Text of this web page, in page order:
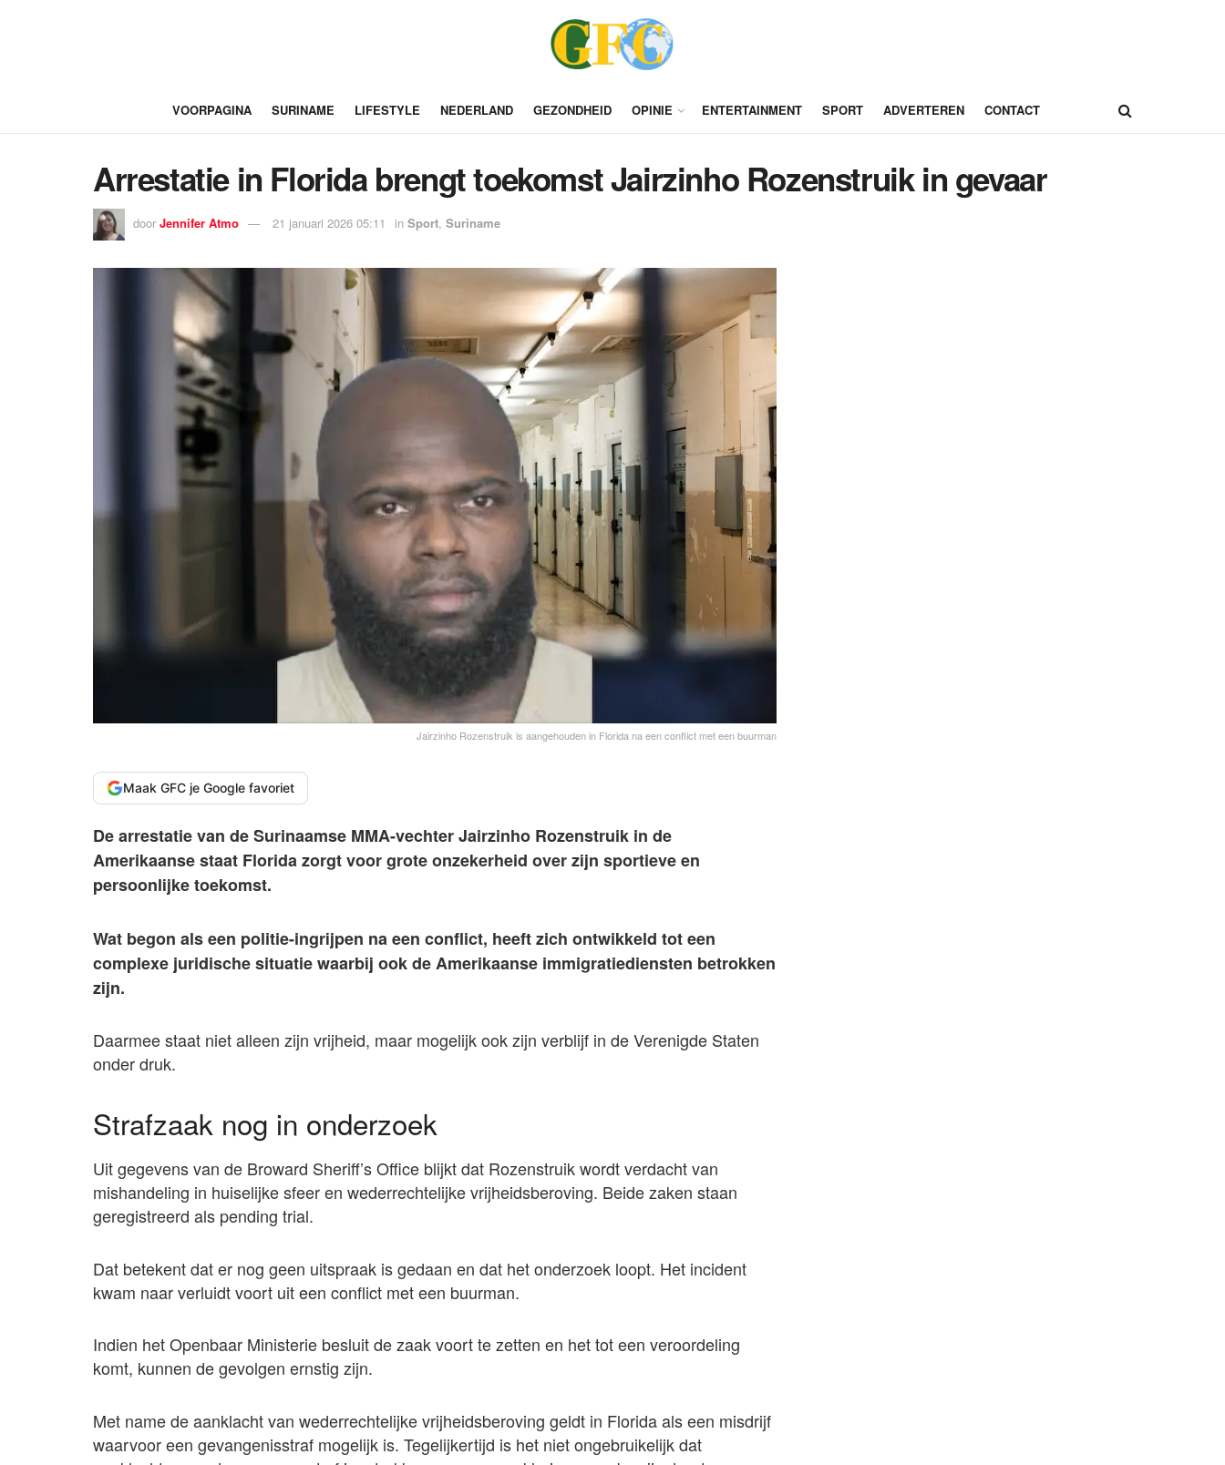
VOORPAGINA SURINAME LIFESTYLE NEDERLAND GEZONDHEID OPINIE ENTERTAINMENT SPORT ADVERTEREN CONTACT
Arrestatie in Florida brengt toekomst Jairzinho Rozenstruik in gevaar
door Jennifer Atmo 21 januari 2026 05:11 in Sport, Suriname
Jairzinho Rozenstruik is aangehouden in Florida na een conflict met een buurman
Maak GFC je Google favoriet
De arrestatie van de Surinaamse MMA-vechter Jairzinho Rozenstruik in de
Amerikaanse staat Florida zorgt voor grote onzekerheid over zijn sportieve en
persoonlijke toekomst.
Wat begon als een politie-ingrijpen na een conflict, heeft zich ontwikkeld tot een
complexe juridische situatie waarbij ook de Amerikaanse immigratiediensten betrokken
zijn.
Daarmee staat niet alleen zijn vrijheid, maar mogelijk ook zijn verblijf in de Verenigde Staten
onder druk.
Strafzaak nog in onderzoek
Uit gegevens van de Broward Sheriff’s Office blijkt dat Rozenstruik wordt verdacht van
mishandeling in huiselijke sfeer en wederrechtelijke vrijheidsberoving. Beide zaken staan
geregistreerd als pending trial.
Dat betekent dat er nog geen uitspraak is gedaan en dat het onderzoek loopt. Het incident
kwam naar verluidt voort uit een conflict met een buurman.
Indien het Openbaar Ministerie besluit de zaak voort te zetten en het tot een veroordeling
komt, kunnen de gevolgen ernstig zijn.
Met name de aanklacht van wederrechtelijke vrijheidsberoving geldt in Florida als een misdrijf
waarvoor een gevangenisstraf mogelijk is. Tegelijkertijd is het niet ongebruikelijk dat